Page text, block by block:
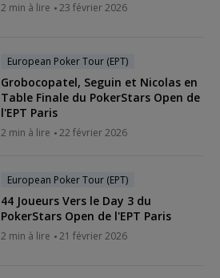
2 min à lire 23 février 2026
European Poker Tour (EPT)
Grobocopatel, Seguin et Nicolas en
Table Finale du PokerStars Open de
l'EPT Paris
2 min à lire 22 février 2026
European Poker Tour (EPT)
44 Joueurs Vers le Day 3 du
PokerStars Open de l'EPT Paris
2 min à lire 21 février 2026